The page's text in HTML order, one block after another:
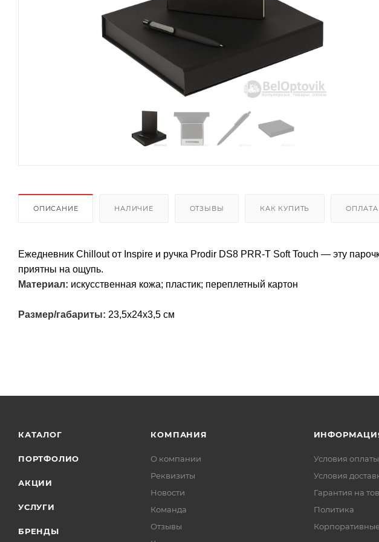
ОПИСАНИЕ НАЛИЧИЕ ОТЗЫВЫ КАК КУПИТЬ ОПЛАТА
Ежедневник Chillout от Inspire и ручка Prodir DS8 PRR-Т Soft Touch — эту
приятны на ощупь.
Материал: искусственная кожа; пластик; переплетный картон
Размер/габариты: 23,5х24х3,5 см
КАТАЛОГ
ПОРТФОЛИО
АКЦИИ
УСЛУГИ
БРЕНДЫ
КОМПАНИЯ
О компании
Реквизиты
Новости
Команда
Отзывы
Условия оплаты
Условия
Гарантия на
Политика